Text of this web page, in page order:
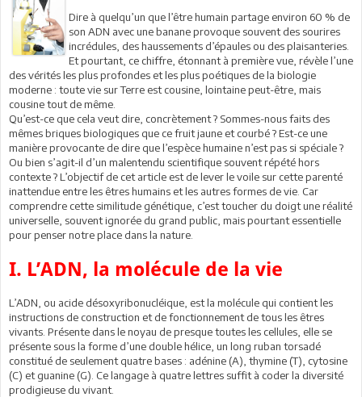
Dire à quelqu’un que l’être humain partage environ 60 % de
son ADN avec une banane provoque souvent des sourires
incrédules, des haussements d’épaules ou des plaisanteries.
Et pourtant, ce chiffre, étonnant à première vue, révèle l’une
des vérités les plus profondes et les plus poétiques de la biologie
moderne : toute vie sur Terre est cousine, lointaine peut-être, mais
cousine tout de même.
Qu’est-ce que cela veut dire, concrètement ? Sommes-nous faits des
mêmes briques biologiques que ce fruit jaune et courbé ? Est-ce une
manière provocante de dire que l’espèce humaine n’est pas si spéciale ?
Ou bien s’agit-il d’un malentendu scientifique souvent répété hors
contexte ? L’objectif de cet article est de lever le voile sur cette parenté
inattendue entre les êtres humains et les autres formes de vie. Car
comprendre cette similitude génétique, c’est toucher du doigt une réalité
universelle, souvent ignorée du grand public, mais pourtant essentielle
pour penser notre place dans la nature.
I. L’ADN, la molécule de la vie
L’ADN, ou acide désoxyribonucléique, est la molécule qui contient les
instructions de construction et de fonctionnement de tous les êtres
vivants. Présente dans le noyau de presque toutes les cellules, elle se
présente sous la forme d’une double hélice, un long ruban torsadé
constitué de seulement quatre bases : adénine (A), thymine (T), cytosine
(C) et guanine (G). Ce langage à quatre lettres suffit à coder la diversité
prodigieuse du vivant.